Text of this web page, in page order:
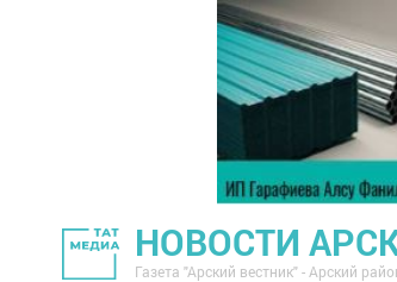
НОВОСТИ
Газета "Арский вестник" - Арский